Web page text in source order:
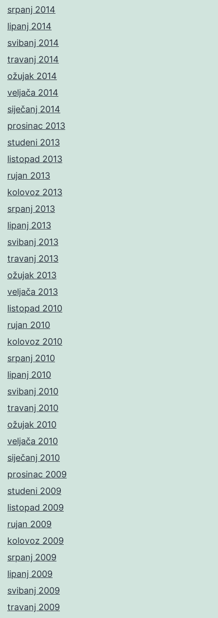
srpanj 2014
lipanj 2014
svibanj 2014
travanj 2014
ožujak 2014
veljača 2014
siječanj 2014
prosinac 2013
studeni 2013
listopad 2013
rujan 2013
kolovoz 2013
srpanj 2013
lipanj 2013
svibanj 2013
travanj 2013
ožujak 2013
veljača 2013
listopad 2010
rujan 2010
kolovoz 2010
srpanj 2010
lipanj 2010
svibanj 2010
travanj 2010
ožujak 2010
veljača 2010
siječanj 2010
prosinac 2009
studeni 2009
listopad 2009
rujan 2009
kolovoz 2009
srpanj 2009
lipanj 2009
svibanj 2009
travanj 2009